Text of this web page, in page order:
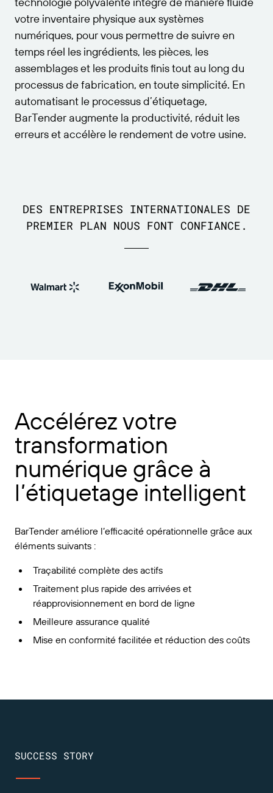
Essai gratuit
Guide d’essai gratuit
Spécifications techniques
Enregistrement du produit
PAR NORME
GS1
Amazon Transparency
RFID
Bibliothèque de ressources
Webinaires
Guide des codes-barres
Générateur de codes-barres
Calendrier du cycle de vie
Carrières
se connecter au portail des partenaires.
Bénéficiez d’un niveau d’assistance adapté aux
besoins de votre entreprise.
votre inventaire physique aux systèmes
numériques, pour vous permettre de suivre en
temps réel les ingrédients, les pièces, les
assemblages et les produits finis tout au long du
processus de fabrication, en toute simplicité. En
automatisant le processus d’étiquetage,
BarTender augmente la productivité, réduit les
erreurs et accélère le rendement de votre usine.
DES ENTREPRISES INTERNATIONALES DE
PREMIER PLAN NOUS FONT CONFIANCE.
Accélérez votre
transformation
numérique grâce à
l’étiquetage intelligent
BarTender améliore l’efficacité opérationnelle grâce aux
éléments suivants :
Traçabilité complète des actifs
Traitement plus rapide des arrivées et
réapprovisionnement en bord de ligne
Meilleure assurance qualité
Mise en conformité facilitée et réduction des coûts
SUCCESS STORY